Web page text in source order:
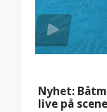
Nyhet:
live på